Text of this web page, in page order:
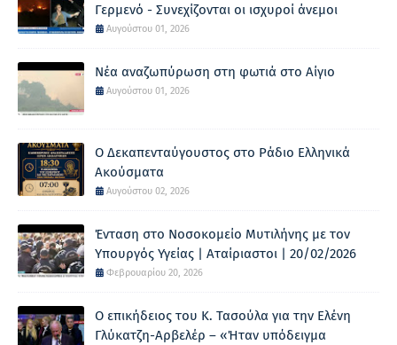
Γερμενό - Συνεχίζονται οι ισχυροί άνεμοι
Αυγούστου 01, 2026
Νέα αναζωπύρωση στη φωτιά στο Αίγιο
Αυγούστου 01, 2026
Ο Δεκαπενταύγουστος στο Ράδιο Ελληνικά
Ακούσματα
Αυγούστου 02, 2026
Ένταση στο Νοσοκομείο Μυτιλήνης με τον
Υπουργός Υγείας | Αταίριαστοι | 20/02/2026
Φεβρουαρίου 20, 2026
Ο επικήδειος του Κ. Τασούλα για την Ελένη
Γλύκατζη-Αρβελέρ – «Ήταν υπόδειγμα